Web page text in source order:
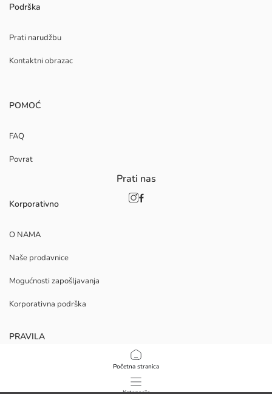
Početna stranica
Podrška
Prati narudžbu
Kontaktni obrazac
POMOĆ
FAQ
Povrat
Korporativno
O NAMA
Naše prodavnice
Mogućnosti zapošljavanja
Korporativna podrška
PRAVILA
Politika privatnosti i sigurnosti podataka
Uvjeti korištenja
Prati nas